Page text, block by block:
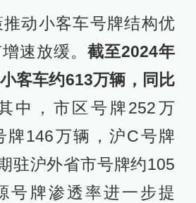
动小客车号牌结构优
速放缓。截至2024年
客车约613万辆，同比
中，市区号牌252万
牌146万辆，沪C号牌
驻沪外省市号牌约105
号牌渗透率进一步提